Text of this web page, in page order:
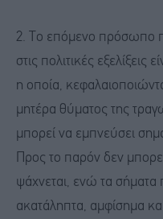
2. Το επόμενο πρόσωπο
στις πολιτικές εξελίξεις
η οποία,
μητέρα θύματος της
μπορεί να εμπνεύσει
Προς το παρόν δεν μπορεί
ψάχνεται, ενώ τα σήματα
ακατάληπτα, αμφίσημα